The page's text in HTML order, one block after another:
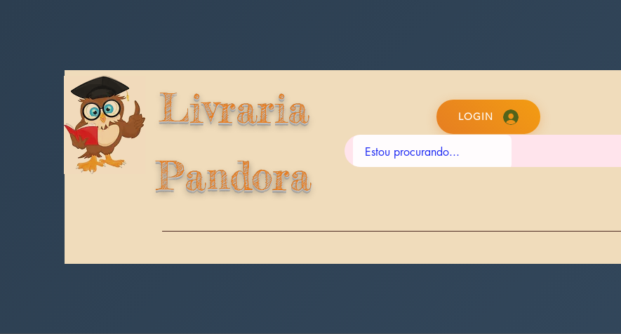
Livraria
Pandora
LOGIN